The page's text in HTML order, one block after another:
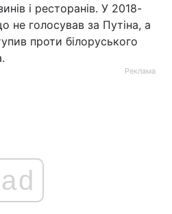
і ресторанів. У 2018-
не голосував за Путіна, а
проти білоруського
Реклама
ad